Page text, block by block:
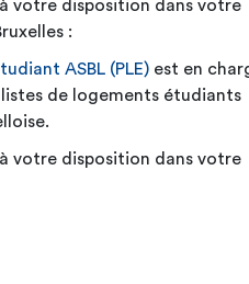
votre disposition dans votre
:
ASBL (PLE) est en
de logements étudiants
votre disposition dans votre